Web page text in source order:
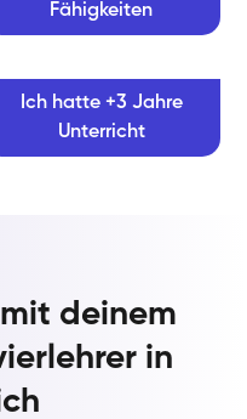
Fähigkeiten
Ich hatte +3 Jahre
Unterricht
deinem
in